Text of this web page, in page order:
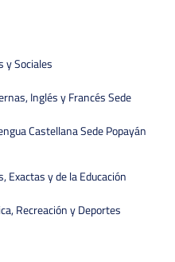
y Sociales
Inglés y Francés Sede
Castellana Sede Popayán
Exactas y de la Educación
Recreación y Deportes